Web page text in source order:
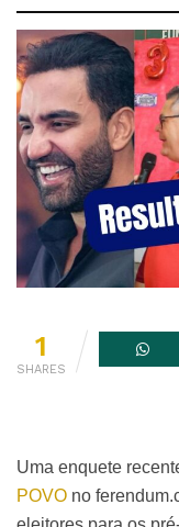
1
SHARES
Uma enquete
POVO no